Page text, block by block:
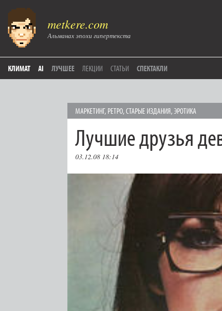
metkere.com
Альманах эпохи гипертекста
КЛИМАТ AI ЛУЧШЕЕ ЛЕКЦИИ СТАТЬИ СПЕКТАКЛИ
МАРКЕТИНГ, РЕТРО,СТАРЫЕ ИЗДАНИЯ,ЭРОТИКА
Лучшие друзья
03.12.08 18:14